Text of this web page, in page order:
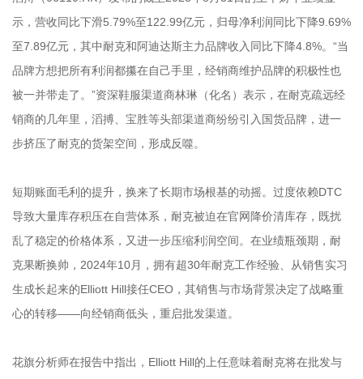
示，营收同比下滑5.79%至122.99亿元，归母净利润同比下降9.69%
至7.89亿元，其中耐克和阿迪达斯主力品牌收入同比下降4.8%。“当
品牌方想把所有利润都攥在自己手里，经销商维护品牌的积极性也
被一并带走了。”资深鞋服渠道商林琳（化名）表示，在耐克疏远经
销商的几年里，滔搏、宝胜等头部渠道商纷纷引入国货品牌，进一
步挤压了耐克的货架空间，形成反噬。
短期账面毛利的提升，换来了长期市场根基的动摇。过度依赖DTC
导致大量库存积压在自营体系，耐克被迫在官网降价清库存，既扰
乱了稳定的价格体系，又进一步压缩利润空间。在业绩瓶颈期，耐
克果断换帅，2024年10月，拥有超30年耐克工作经验、从销售实习
生成长起来的Elliott Hill接任CEO，其销售与市场背景决定了战略重
心的转移——向经销商低头，重启批发渠道。
花旗分析师在报告中指出，Elliott Hill的上任意味着耐克将在批发与